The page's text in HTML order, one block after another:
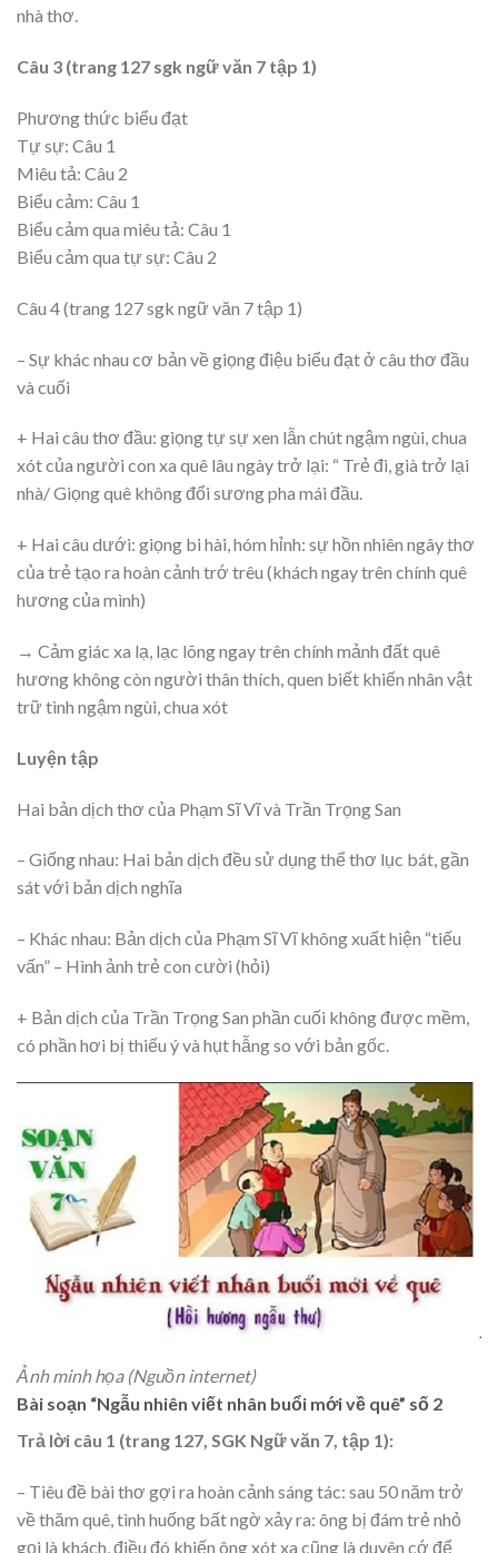
nhà thơ.
Câu 3 (trang 127 sgk ngữ văn 7 tập 1)
Phương thức biểu đạt
Tự sự: Câu 1
Miêu tả: Câu 2
Biểu cảm: Câu 1
Biểu cảm qua miêu tả: Câu 1
Biểu cảm qua tự sự: Câu 2
Câu 4 (trang 127 sgk ngữ văn 7 tập 1)
– Sự khác nhau cơ bản về giọng điệu biểu đạt ở câu thơ đầu
và cuối
+ Hai câu thơ đầu: giọng tự sự xen lẫn chút ngậm ngùi, chua
xót của người con xa quê lâu ngày trở lại: “ Trẻ đi, già trở lại
nhà/ Giọng quê không đổi sương pha mái đầu.
+ Hai câu dưới: giọng bi hài, hóm hỉnh: sự hồn nhiên ngây thơ
của trẻ tạo ra hoàn cảnh trớ trêu (khách ngay trên chính quê
hương của mình)
→ Cảm giác xa lạ, lạc lõng ngay trên chính mảnh đất quê
hương không còn người thân thích, quen biết khiến nhân vật
trữ tình ngậm ngùi, chua xót
Luyện tập
Hai bản dịch thơ của Phạm Sĩ Vĩ và Trần Trọng San
– Giống nhau: Hai bản dịch đều sử dụng thể thơ lục bát, gần
sát với bản dịch nghĩa
– Khác nhau: Bản dịch của Phạm Sĩ Vĩ không xuất hiện “tiếu
vấn” – Hình ảnh trẻ con cười (hỏi)
+ Bản dịch của Trần Trọng San phần cuối không được mềm,
có phần hơi bị thiếu ý và hụt hẫng so với bản gốc.
Ảnh minh họa (Nguồn internet)
Bài soạn “Ngẫu nhiên viết nhân buổi mới về quê” số 2
Trả lời câu 1 (trang 127, SGK Ngữ văn 7, tập 1):
– Tiêu đề bài thơ gợi ra hoàn cảnh sáng tác: sau 50 năm trở
về thăm quê, tình huống bất ngờ xảy ra: ông bị đám trẻ nhỏ
gọi là khách, điều đó khiến ông xót xa cũng là duyên cớ để